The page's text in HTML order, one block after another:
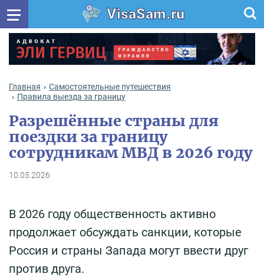
VisaSam.ru
Главная
Самостоятельные путешествия
Правила выезда за границу
Разрешённые страны для
поездки за границу
сотрудникам МВД в 2026 году
10.05.2026
В 2026 году общественность активно
продолжает обсуждать санкции, которые
Россия и страны Запада могут ввести друг
против друга.